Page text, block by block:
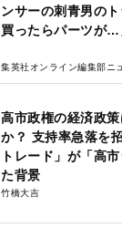
ンサーの刺青男の
買ったらパーツが…
集英社オンライン編集部ニ
高市政権の経済政
か？ 支持率急落を
トレード」が「高
た背景
竹橋大吉